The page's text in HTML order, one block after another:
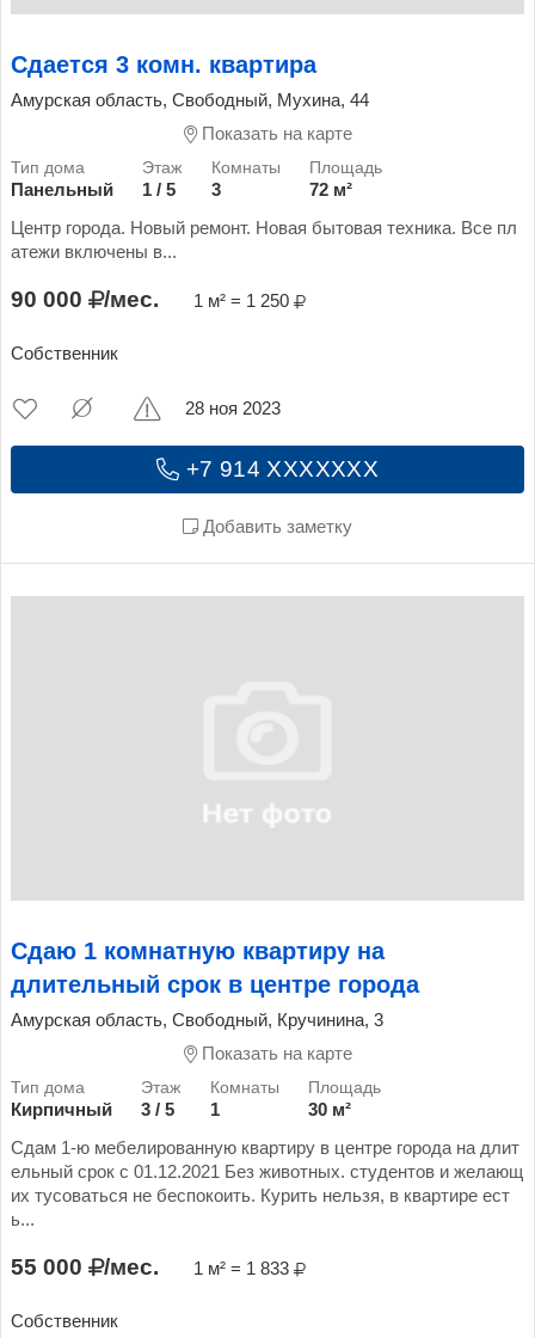
Сдается 3 комн. квартира
Амурская область, Свободный, Мухина, 44
Показать на карте
Панельный 1 / 5 3
72 м²
Центр города. Новый ремонт. Новая бытовая техника. Все пл
атежи включены в...
90 000 /мес. 1 м² = 1 250
Собственник
+7 914 XXXXXXX
Добавить заметку
28 ноя 2023
Сдаю 1 комнатную квартиру на
длительный срок в центре города
Амурская область, Свободный, Кручинина, 3
Показать на карте
Кирпичный 3 / 5 1
30 м²
Сдам 1-ю мебелированную квартиру в центре города на длит
ельный срок с 01.12.2021 Без животных. студентов и желающ
их тусоваться не беспокоить. Курить нельзя, в квартире ест
ь...
55 000 /мес. 1 м² = 1 833
Собственник